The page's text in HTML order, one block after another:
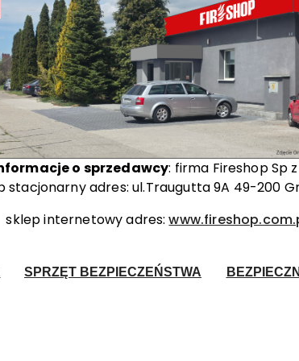
o sprzedawcy: firma Fireshop Sp z
stacjonarny adres: ul.Traugutta 9A 49-200
sklep internetowy adres:
SPRZĘT BEZPIECZEŃSTWA